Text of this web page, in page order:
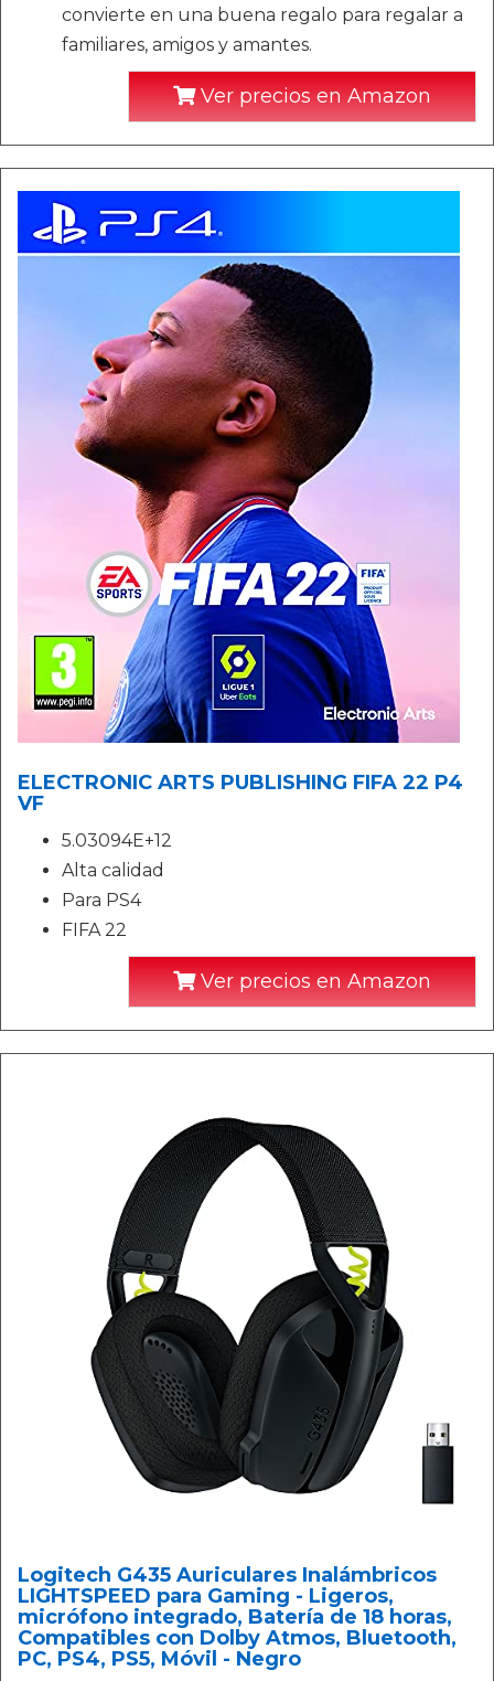
convierte en una buena regalo para regalar a
familiares, amigos y amantes.
Ver precios en Amazon
ELECTRONIC ARTS PUBLISHING FIFA 22 P4
VF
5.03094E+12
Alta calidad
Para PS4
FIFA 22
Ver precios en Amazon
Logitech G435 Auriculares Inalámbricos
LIGHTSPEED para Gaming - Ligeros,
micrófono integrado, Batería de 18 horas,
Compatibles con Dolby Atmos, Bluetooth,
PC, PS4, PS5, Móvil - Negro